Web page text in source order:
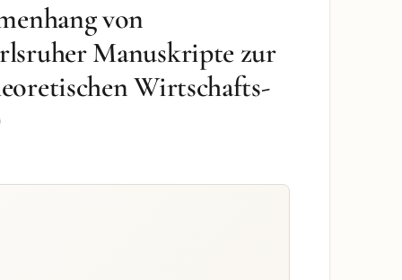
von
Manuskripte zur
Wirtschafts-